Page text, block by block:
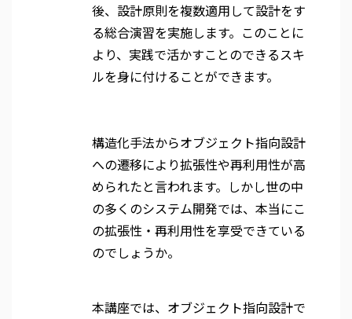
後、設計原則を複数適用して設計をす
る総合演習を実施します。このことに
より、実践で活かすことのできるスキ
ルを身に付けることができます。
構造化手法からオブジェクト指向設計
への遷移により拡張性や再利用性が高
められたと言われます。しかし世の中
の多くのシステム開発では、本当にこ
の拡張性・再利用性を享受できている
のでしょうか。
本講座では、オブジェクト指向設計で